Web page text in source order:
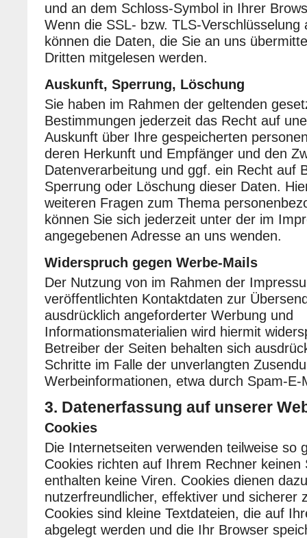
und an dem Schloss-Symbol in Ihrer
Wenn die SSL- bzw. TLS-Verschlüsselung
können die Daten, die Sie an uns
Dritten mitgelesen werden.
Auskunft, Sperrung, Löschung
Sie haben im Rahmen der geltenden
Bestimmungen jederzeit das Recht auf
Auskunft über Ihre gespeicherten
deren Herkunft und Empfänger und den
Datenverarbeitung und ggf. ein Recht auf
Sperrung oder Löschung dieser Daten.
weiteren Fragen zum Thema
können Sie sich jederzeit unter der im
angegebenen Adresse an uns wenden.
Widerspruch gegen Werbe-Mails
Der Nutzung von im Rahmen der
veröffentlichten Kontaktdaten zur
ausdrücklich angeforderter Werbung und
Informationsmaterialien wird hiermit
Betreiber der Seiten behalten sich
Schritte im Falle der unverlangten
Werbeinformationen, etwa durch Spam-E-
3. Datenerfassung auf unserer
Cookies
Die Internetseiten verwenden teilweise so
Cookies richten auf Ihrem Rechner keinen
enthalten keine Viren. Cookies dienen
nutzerfreundlicher, effektiver und sicherer
Cookies sind kleine Textdateien, die auf
abgelegt werden und die Ihr Browser